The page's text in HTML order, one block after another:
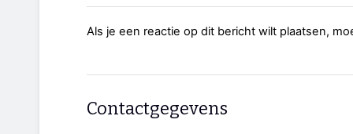
Als je een reactie op dit bericht wilt plaatsen,
Contactgegevens